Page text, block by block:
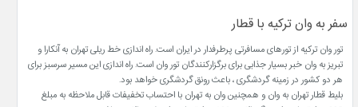
سفر به وان ترکیه با قطار
تور وان ترکیه از تورهای مسافرتی پرطرفدار در ایران است. راه اندازی خط ریلی تهران به آنکارا و
تبریز به وان خبر بسیار جذابی برای برگزارکنندگان تور وان است. راه اندازی این مسیر سرسبز برای
هر دو کشور در زمینه گردشگری ، باعث رونق گردشگری خواهد بود.
بلیط قطار تهران به وان و همچنین وان به تهران با احتساب تخفیفات قابل ملاحظه به مبلغ